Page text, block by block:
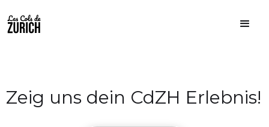
Zeig uns dein CdZH Erlebnis!